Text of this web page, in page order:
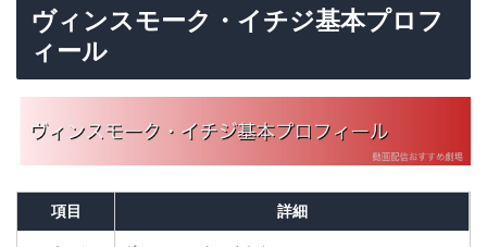
ヴィンスモーク・イチジ基本プロフ
ィール
項目 詳細